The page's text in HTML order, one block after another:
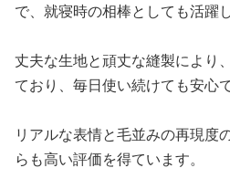
で、就寝時の相棒としても活躍し
丈夫な生地と頑丈な縫製により
ており、毎日使い続けても安心で
リアルな表情と毛並みの再現度
らも高い評価を得ています。